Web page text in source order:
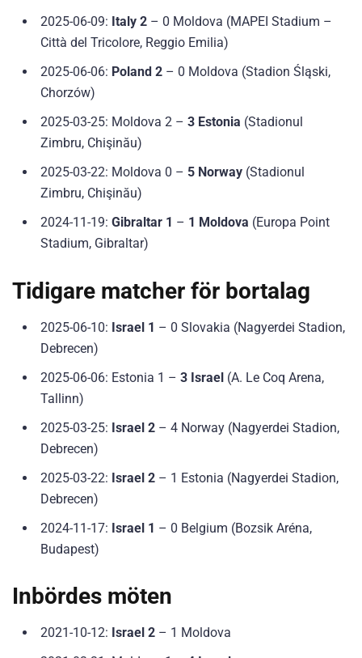
2025-06-09: Italy 2 – 0 Moldova (MAPEI Stadium –
Città del Tricolore, Reggio Emilia)
2025-06-06: Poland 2 – 0 Moldova (Stadion Śląski,
Chorzów)
2025-03-25: Moldova 2 – 3 Estonia (Stadionul
Zimbru, Chişinău)
2025-03-22: Moldova 0 – 5 Norway (Stadionul
Zimbru, Chişinău)
2024-11-19: Gibraltar 1 – 1 Moldova (Europa Point
Stadium, Gibraltar)
Tidigare matcher för bortalag
2025-06-10: Israel 1 – 0 Slovakia (Nagyerdei Stadion,
Debrecen)
2025-06-06: Estonia 1 – 3 Israel (A. Le Coq Arena,
Tallinn)
2025-03-25: Israel 2 – 4 Norway (Nagyerdei Stadion,
Debrecen)
2025-03-22: Israel 2 – 1 Estonia (Nagyerdei Stadion,
Debrecen)
2024-11-17: Israel 1 – 0 Belgium (Bozsik Aréna,
Budapest)
Inbördes möten
2021-10-12: Israel 2 – 1 Moldova